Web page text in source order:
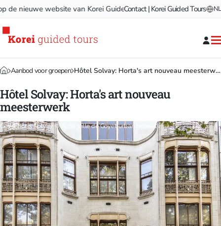
nieuwe website van Korei Guided Tours! Welkom op de
Contact | Korei Guided Tours NL
Aanbod voor groepen Hôtel Solvay: Horta's art nouveau meesterwerk
Hôtel Solvay: Horta's art nouveau
meesterwerk
Gevel hôtel Solvay © A. de Ville de Goyet urban.brussels